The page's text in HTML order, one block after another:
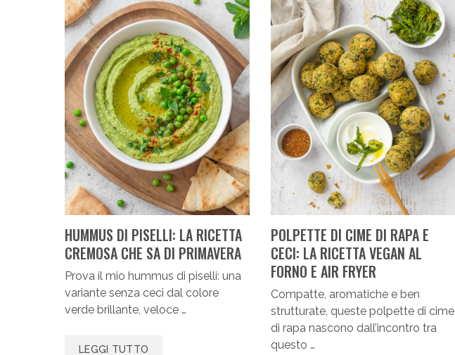
HUMMUS DI PISELLI: LA RICETTA
CREMOSA CHE SA DI PRIMAVERA
Prova il mio hummus di piselli: una
variante senza ceci dal colore
verde brillante, veloce …
LEGGI TUTTO
POLPETTE DI CIME DI RAPA E
CECI: LA RICETTA VEGAN AL
FORNO E AIR FRYER
Compatte, aromatiche e ben
strutturate, queste polpette di cime
di rapa nascono dall’incontro tra
questo …